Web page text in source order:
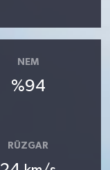
NEM
%94
RÜZGAR